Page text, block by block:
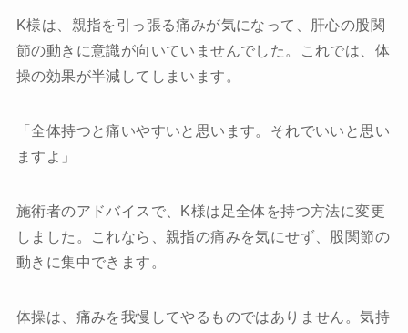
K様は、親指を引っ張る痛みが気になって、肝心の股関
節の動きに意識が向いていませんでした。これでは、体
操の効果が半減してしまいます。
「全体持つと痛いやすいと思います。それでいいと思い
ますよ」
施術者のアドバイスで、K様は足全体を持つ方法に変更
しました。これなら、親指の痛みを気にせず、股関節の
動きに集中できます。
体操は、痛みを我慢してやるものではありません。気持